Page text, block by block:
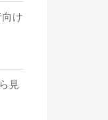
向け
見